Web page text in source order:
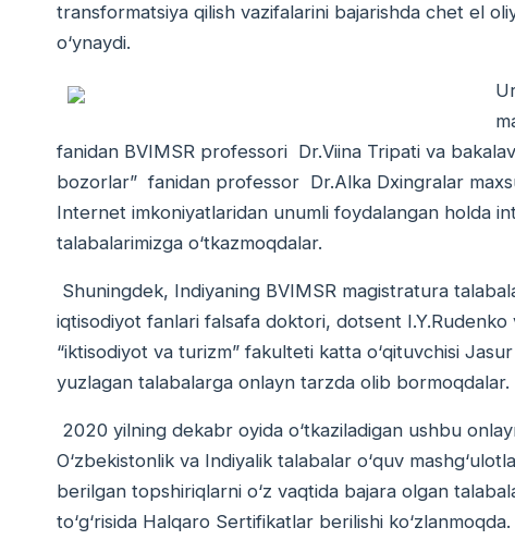
transformatsiya qilish vazifalarini bajarishda chet el
о‘ynaydi.
fanidan BVIMSR professori Dr.Viina Tripati va
bozorlar” fanidan professor Dr.Alka Dxingralar
Internet imkoniyatlaridan unumli foydalangan holda
talabalarimizga о‘tkazmoqdalar.
Shuningdek, Indiyaning BVIMSR magistratura
iqtisodiyot fanlari falsafa doktori, dotsent
“iktisodiyot va turizm” fakulteti katta о‘qituvchisi
yuzlagan talabalarga onlayn tarzda olib bormoqdalar.
2020 yilning dekabr oyida о‘tkaziladigan ushbu
О‘zbekistonlik va Indiyalik talabalar о‘quv
berilgan topshiriqlarni о‘z vaqtida bajara olgan
tо‘g‘risida Halqaro Sertifikatlar berilishi